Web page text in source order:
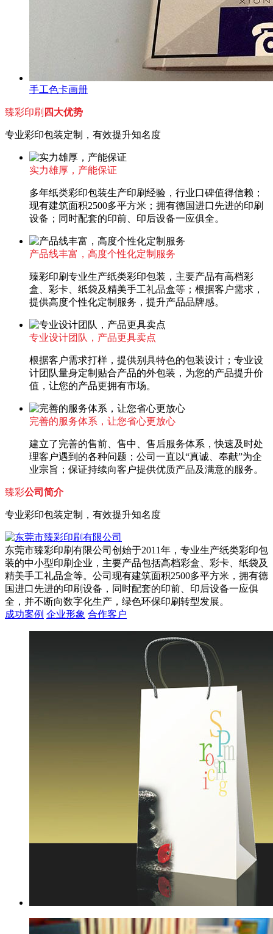
手工色卡画册
臻彩印刷 四大优势
专业彩印包装定制，有效提升知名度
实力雄厚，产能保证
多年纸类彩印包装生产印刷经验，行业口碑值得信赖；
现有建筑面积2500多平方米；拥有德国进口先进的印刷
设备；同时配套的印前、印后设备一应俱全。
产品线丰富，高度个性化定制服务
臻彩印刷专业生产纸类彩印包装，主要产品有高档彩
盒、彩卡、纸袋及精美手工礼品盒等；根据客户需求，
提供高度个性化定制服务，提升产品品牌感。
专业设计团队，产品更具卖点
根据客户需求打样，提供别具特色的包装设计；专业设
计团队量身定制贴合产品的外包装，为您的产品提升价
值，让您的产品更拥有市场。
完善的服务体系，让您省心更放心
建立了完善的售前、售中、售后服务体系，快速及时处
理客户遇到的各种问题；公司一直以“真诚、奉献”为企
业宗旨；保证持续向客户提供优质产品及满意的服务。
臻彩公司简介
专业彩印包装定制，有效提升知名度
东莞市臻彩印刷有限公司创始于2011年，专业生产纸类彩印包
装的中小型印刷企业，主要产品包括高档彩盒、彩卡、纸袋及
精美手工礼品盒等。公司现有建筑面积2500多平方米，拥有德
国进口先进的印刷设备，同时配套的印前、印后设备一应俱
全，并不断向数字化生产，绿色环保印刷转型发展。
成功案例 企业形象 合作客户